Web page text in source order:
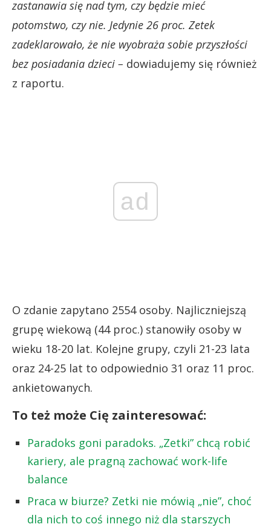
zastanawia się nad tym, czy będzie mieć
potomstwo, czy nie. Jedynie 26 proc. Zetek
zadeklarowało, że nie wyobraża sobie przyszłości
bez posiadania dzieci – dowiadujemy się również
z raportu.
ad
O zdanie zapytano 2554 osoby. Najliczniejszą
grupę wiekową (44 proc.) stanowiły osoby w
wieku 18-20 lat. Kolejne grupy, czyli 21-23 lata
oraz 24-25 lat to odpowiednio 31 oraz 11 proc.
ankietowanych.
To też może Cię zainteresować:
Paradoks goni paradoks. „Zetki” chcą robić
kariery, ale pragną zachować work-life
balance
Praca w biurze? Zetki nie mówią „nie”, choć
dla nich to coś innego niż dla starszych